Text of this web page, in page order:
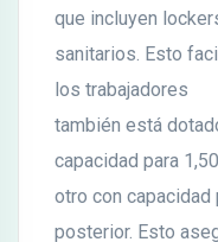
que incluyen
sanitarios. Esto
los trabajadores
también está
capacidad para
otro con capacidad
posterior. Esto